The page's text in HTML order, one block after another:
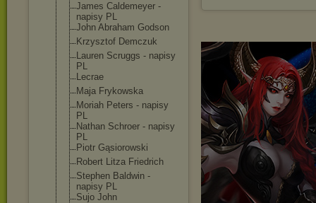
James Caldemeyer -
napisy PL
John Abraham Godson
Krzysztof Demczuk
Lauren Scruggs - napisy
PL
Lecrae
Maja Frykowska
Moriah Peters - napisy
PL
Nathan Schroer - napisy
PL
Piotr Gąsiorowski
Robert Litza Friedrich
Stephen Baldwin -
napisy PL
Sujo John